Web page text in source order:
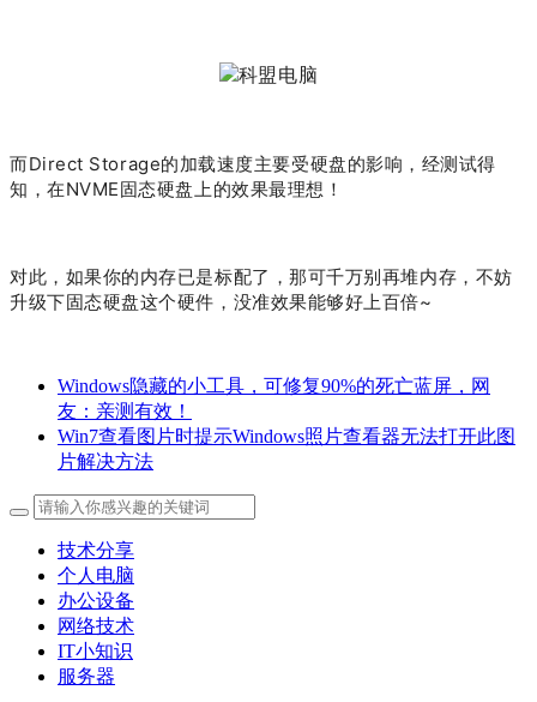
而Direct Storage的加载速度主要受硬盘的影响，经测试得
知，在NVME固态硬盘上的效果最理想！
对此，如果你的内存已是标配了，那可千万别再堆内存，不妨
升级下固态硬盘这个硬件，没准效果能够好上百倍~
Windows隐藏的小工具，可修复90%的死亡蓝屏，网
友：亲测有效！
Win7查看图片时提示Windows照片查看器无法打开此图
片解决方法
技术分享
个人电脑
办公设备
网络技术
IT小知识
服务器